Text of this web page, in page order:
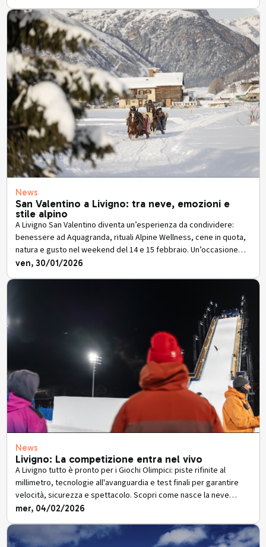
News
San Valentino a Livigno: tra neve, emozioni e
stile alpino
A Livigno San Valentino diventa un’esperienza da condividere:
benessere ad Aquagranda, rituali Alpine Wellness, cene in quota,
natura e gusto nel weekend del 14 e 15 febbraio. Un’occasione
speciale per vivere l’anima alpina della località nel cammino verso
i Giochi Olimpici
ven, 30/01/2026
News
Livigno: La competizione entra nel vivo
A Livigno tutto è pronto per i Giochi Olimpici: piste rifinite al
millimetro, tecnologie all'avanguardia e test finali per garantire
velocità, sicurezza e spettacolo. Scopri come nasce la neve
olimpica perfetta.
mer, 04/02/2026